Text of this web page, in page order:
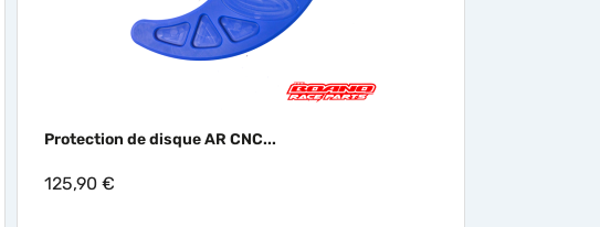
Aperçu rapide
Protection de disque AR CNC...
125,90 €